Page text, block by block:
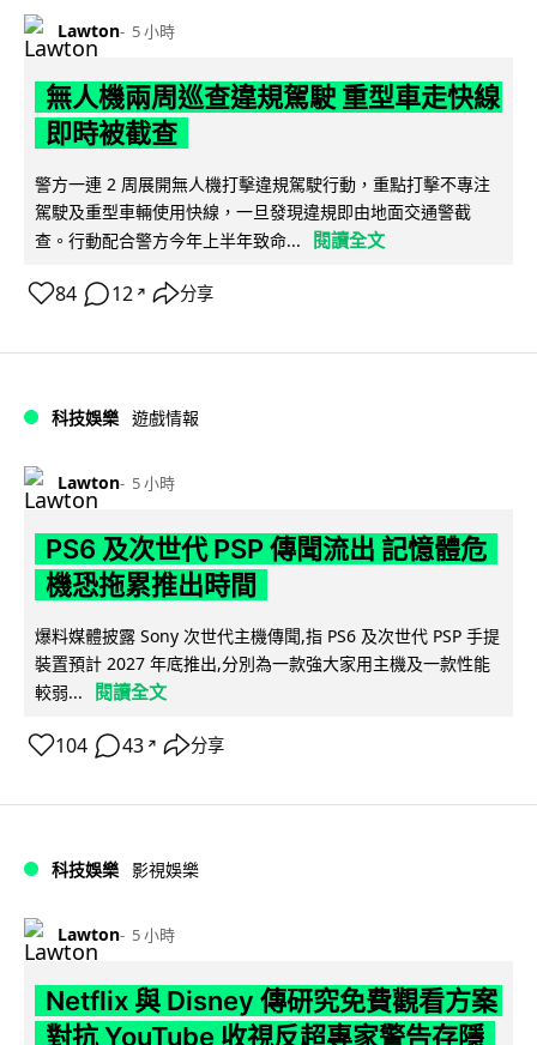
Lawton 5 小時
無人機兩周巡查違規駕駛 重型車走快線
即時被截查
警方一連 2 周展開無人機打擊違規駕駛行動，重點打擊不專注
駕駛及重型車輛使用快線，一旦發現違規即由地面交通警截
查。行動配合警方今年上半年致命...
閱讀全文
84 12 ↗ 分享
科技娛樂 遊戲情報
Lawton 5 小時
PS6 及次世代 PSP 傳聞流出 記憶體危
機恐拖累推出時間
爆料媒體披露 Sony 次世代主機傳聞,指 PS6 及次世代 PSP 手提
裝置預計 2027 年底推出,分別為一款強大家用主機及一款性能
較弱...
閱讀全文
104 43 ↗ 分享
科技娛樂 影視娛樂
Lawton 5 小時
Netflix 與 Disney 傳研究免費觀看方案
對抗 YouTube 收視反超專家警告存隱